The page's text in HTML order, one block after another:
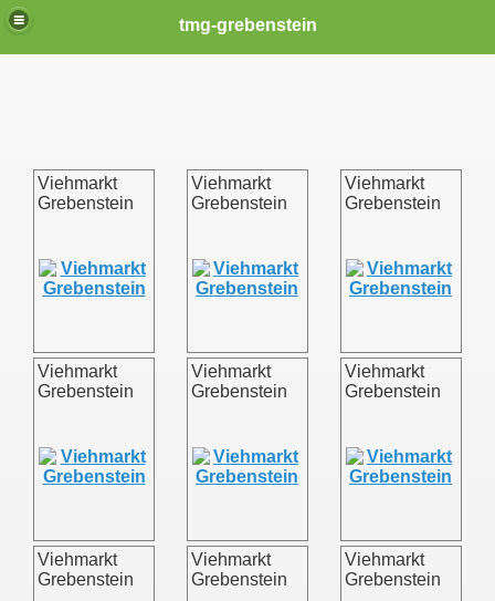
tmg-grebenstein
Viehmarkt
Grebenstein
Viehmarkt
Grebenstein
Viehmarkt
Grebenstein
Viehmarkt
Grebenstein
Viehmarkt
Grebenstein
Viehmarkt
Grebenstein
Viehmarkt
Grebenstein
Viehmarkt
Grebenstein
Viehmarkt
Grebenstein